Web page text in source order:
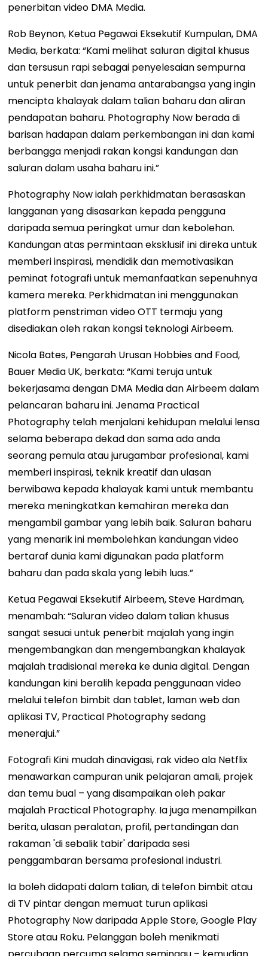
penerbitan video DMA Media.
Rob Beynon, Ketua Pegawai Eksekutif Kumpulan, DMA
Media, berkata: “Kami melihat saluran digital khusus
dan tersusun rapi sebagai penyelesaian sempurna
untuk penerbit dan jenama antarabangsa yang ingin
mencipta khalayak dalam talian baharu dan aliran
pendapatan baharu. Photography Now berada di
barisan hadapan dalam perkembangan ini dan kami
berbangga menjadi rakan kongsi kandungan dan
saluran dalam usaha baharu ini.”
Photography Now ialah perkhidmatan berasaskan
langganan yang disasarkan kepada pengguna
daripada semua peringkat umur dan kebolehan.
Kandungan atas permintaan eksklusif ini direka untuk
memberi inspirasi, mendidik dan memotivasikan
peminat fotografi untuk memanfaatkan sepenuhnya
kamera mereka. Perkhidmatan ini menggunakan
platform penstriman video OTT termaju yang
disediakan oleh rakan kongsi teknologi Airbeem.
Nicola Bates, Pengarah Urusan Hobbies and Food,
Bauer MediaUK, berkata: “Kami teruja untuk
bekerjasama dengan DMA Media dan Airbeem dalam
pelancaran baharu ini. Jenama Practical
Photography telah menjalani kehidupan melalui lensa
selama beberapa dekad dan sama ada anda
seorang pemula atau jurugambar profesional, kami
memberi inspirasi, teknik kreatif dan ulasan
berwibawa kepada khalayak kami untuk membantu
mereka meningkatkan kemahiran mereka dan
mengambil gambar yang lebih baik. Saluran baharu
yang menarik ini membolehkan kandungan video
bertaraf dunia kami digunakan pada platform
baharu dan pada skala yang lebih luas.”
Ketua Pegawai Eksekutif Airbeem, Steve Hardman,
menambah: “Saluran video dalam talian khusus
sangat sesuai untuk penerbit majalah yang ingin
mengembangkan dan mengembangkan khalayak
majalah tradisional mereka ke dunia digital. Dengan
kandungan kini beralih kepada penggunaan video
melalui telefon bimbit dan tablet, laman web dan
aplikasi TV, Practical Photography sedang
menerajui.”
Fotografi Kini mudah dinavigasi, rak video ala Netflix
menawarkan campuran unik pelajaran amali, projek
dan temu bual – yang disampaikan oleh pakar
majalah Practical Photography. Ia juga menampilkan
berita, ulasan peralatan, profil, pertandingan dan
rakaman 'di sebalik tabir' daripada sesi
penggambaran bersama profesional industri.
Ia boleh didapati dalam talian, di telefon bimbit atau
di TV pintar dengan memuat turun aplikasi
Photography Now daripada Apple Store, Google Play
Store atau Roku. Pelanggan boleh menikmati